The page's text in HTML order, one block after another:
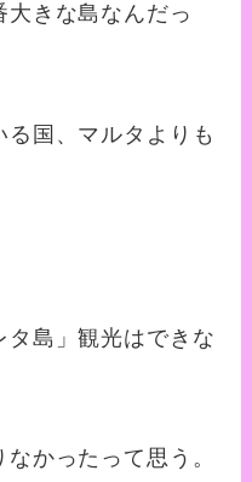
大きな島なんだっ
る国、マルタよりも
タ島」観光はできな
かったって思う。